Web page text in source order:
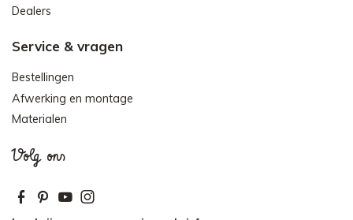
Dealers
Service & vragen
Bestellingen
Afwerking en montage
Materialen
Volg ons